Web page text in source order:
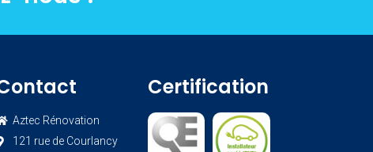
Aztec Rénovation
121 rue de Courlancy
Certification